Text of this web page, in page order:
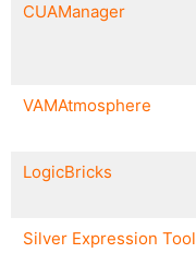
CUAManager
VAMAtmosphere
LogicBricks
Silver Expression Tool